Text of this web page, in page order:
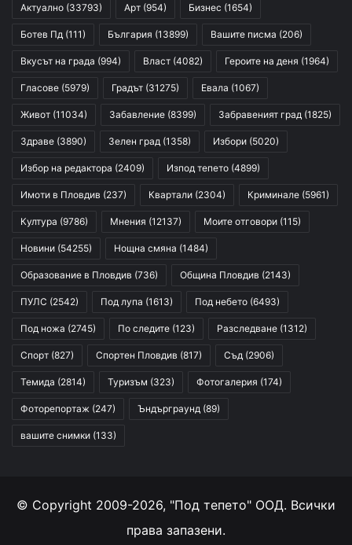
Актуално (33793) Арт (954) Бизнес (1654)
Ботев Пд (111) България (13899) Вашите писма (206)
Вкусът на града (994) Власт (4082) Героите на деня (1964)
Гласове (5979) Градът (31275) Евала (1067)
Живот (11034) Забавление (8399) Забравеният град (1825)
Здраве (3890) Зелен град (1358) Избори (5020)
Избор на редактора (2409) Изпод тепето (4899)
Имоти в Пловдив (237) Квартали (2304) Криминале (5961)
Култура (9786) Мнения (12137) Моите отговори (115)
Новини (54255) Нощна смяна (1484)
Образование в Пловдив (736) Община Пловдив (2143)
ПУЛС (2542) Под лупа (1613) Под небето (6493)
Под ножа (2745) По следите (123) Разследване (1312)
Спорт (827) Спортен Пловдив (817) Съд (2906)
Темида (2814) Туризъм (323) Фотогалерия (174)
Фоторепортаж (247) Ъндърграунд (89)
вашите снимки (133)
© Copyright 2009-2026, "Под тепето" ООД. Всички
права запазени.